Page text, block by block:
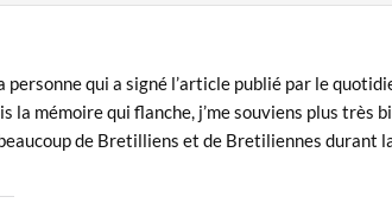
personne qui a signé l’article publié par le
la mémoire qui flanche, j’me souviens plus très
de Bretilliens et de Bretiliennes durant